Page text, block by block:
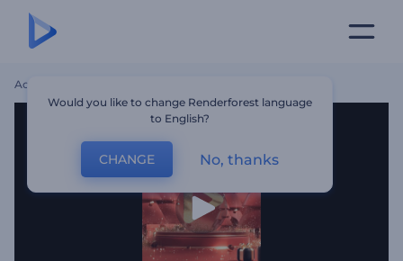
Accueil
Would you like to change Renderforest language
to English?
CHANGE No, thanks